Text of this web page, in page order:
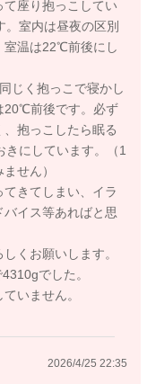
座り抱っこしてい
。室内は昼夜の区別
室温は22℃前後にし
じく抱っこで寝かし
20℃前後です。必ず
抱っこしたら眠る
にしています。（1
せん）
きてしまい、イラ
イス等あればと思
くお願いします。
でした。
いません。
2026/4/25 22:35